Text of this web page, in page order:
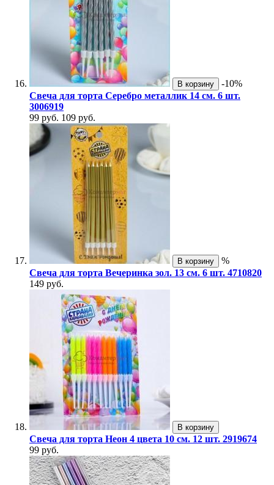
В корзину
-10%
Свеча для торта Серебро металлик 14 см. 6 шт.
3006919
99 руб. 109 руб.
В корзину
%
Свеча для торта Вечеринка зол. 13 см. 6 шт. 4710820
149 руб.
В корзину
Свеча для торта Неон 4 цвета 10 см. 12 шт. 2919674
99 руб.